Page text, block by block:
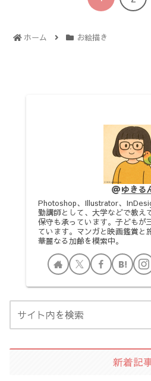
ホーム お絵描き
ゆきる
Photoshop、Illustrator、
勤講師として、大学などで教え
保守も承っています。子どもが
ています。マンガと映画鑑賞と
華麗なる加齢を模索中。
新着記